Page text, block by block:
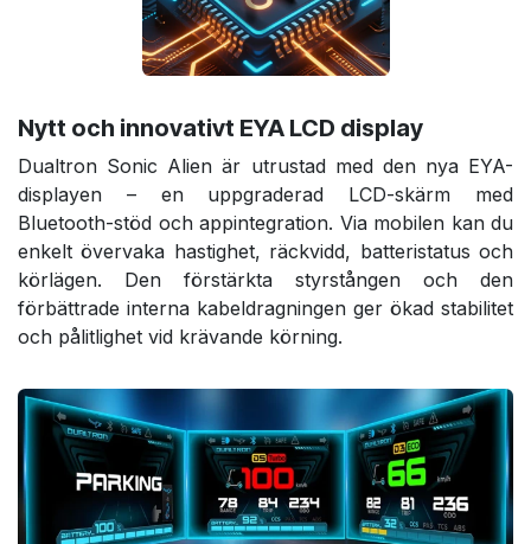
Nytt och innovativt EYA LCD display
Dualtron Sonic Alien är utrustad med den nya EYA-
displayen – en uppgraderad LCD-skärm med
Bluetooth-stöd och appintegration. Via mobilen kan du
enkelt övervaka hastighet, räckvidd, batteristatus och
körlägen. Den förstärkta styrstången och den
förbättrade interna kabeldragningen ger ökad stabilitet
och pålitlighet vid krävande körning.